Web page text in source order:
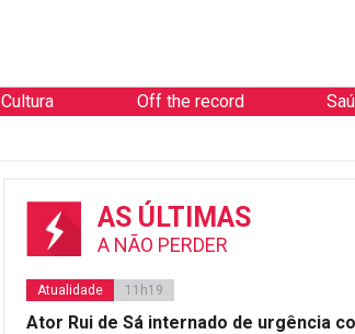
Cultura Off the record
AS ÚLTIMAS
A NÃO PERDER
Atualidade 11h19
Ator Rui de Sá internado de urgência